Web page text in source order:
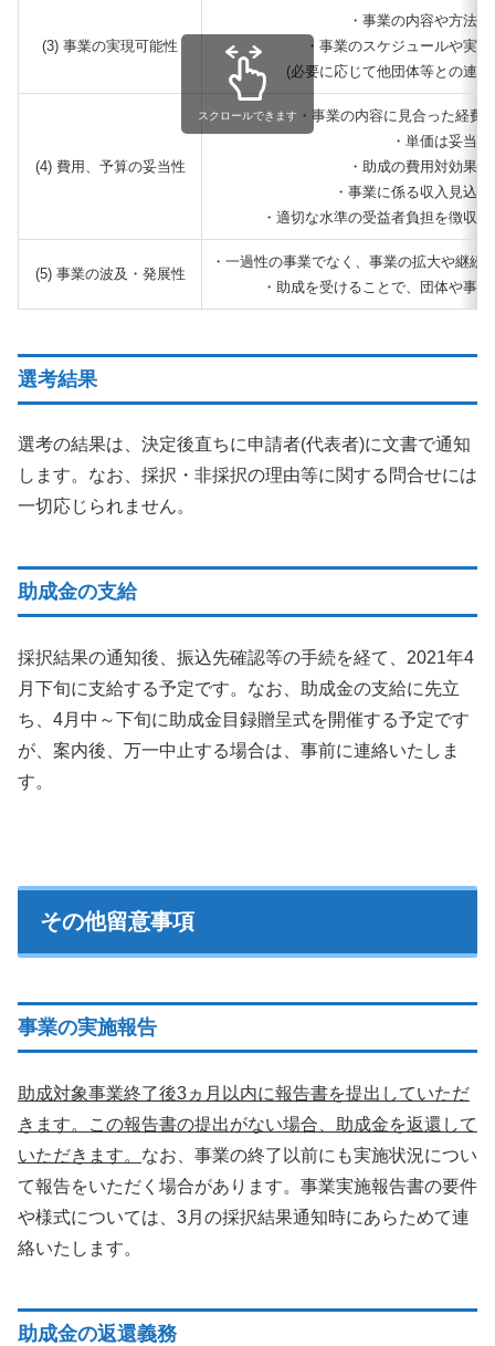
(3) 事業の実現可能性
・事業の内容や方法
・事業のスケジュールや実
(必要に応じて他団体等との連
(4) 費用、予算の妥当性
・事業の内容に見合った経費
・単価は妥当か
・助成の費用対効果
・事業に係る収入見込
・適切な水準の受益者負担を徴収
(5) 事業の波及・発展性
・一過性の事業でなく、事業の拡大や継続
・助成を受けることで、団体や事
スクロールできます
選考結果
選考の結果は、決定後直ちに申請者(代表者)に文書で通知
します。なお、採択・非採択の理由等に関する問合せには
一切応じられません。
助成金の支給
採択結果の通知後、振込先確認等の手続を経て、2021年4
月下旬に支給する予定です。なお、助成金の支給に先立
ち、4月中～下旬に助成金目録贈呈式を開催する予定です
が、案内後、万一中止する場合は、事前に連絡いたしま
す。
その他留意事項
事業の実施報告
助成対象事業終了後3ヵ月以内に報告書を提出していただ
きます。この報告書の提出がない場合、助成金を返還して
いただきます。 なお、事業の終了以前にも実施状況につい
て報告をいただく場合があります。事業実施報告書の要件
や様式については、3月の採択結果通知時にあらためて連
絡いたします。
助成金の返還義務